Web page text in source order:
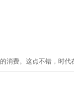
消费。这点不错，时